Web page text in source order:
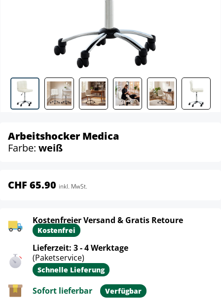
Arbeitshocker Medica
Farbe: weiß
CHF 65.90 inkl. MwSt.
Kostenfreier Versand & Gratis Retoure
Kostenfrei
Lieferzeit: 3 - 4 Werktage
(Paketservice)
Schnelle Lieferung
Sofort lieferbar Verfügbar